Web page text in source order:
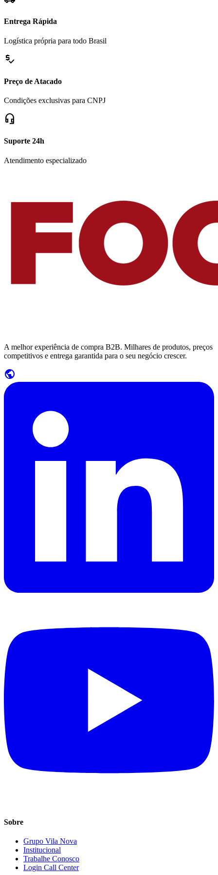
Entrega Rápida
Logística própria para todo Brasil
price_check
Preço de Atacado
Condições exclusivas para CNPJ
headset_mic
Suporte 24h
Atendimento especializado
A melhor experiência de compra B2B. Milhares de produtos, preços
competitivos e entrega garantida para o seu negócio crescer.
public
Sobre
Grupo Vila Nova
Institucional
Trabalhe Conosco
Login Call Center